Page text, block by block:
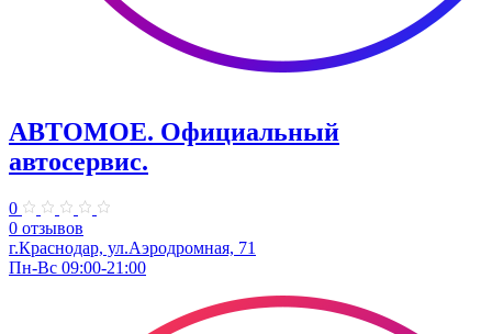
АВТОМОЕ. ​Официальный
автосервис.
0
0 отзывов
г.Краснодар, ул.​Аэродромная, 71
Пн-Вс 09:00-21:00